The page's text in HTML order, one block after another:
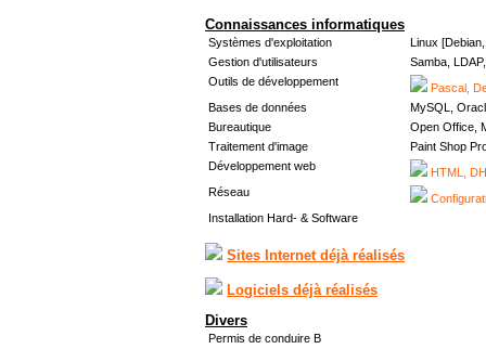
Connaissances informatiques
Systèmes d'exploitation
Linux
Gestion d'utilisateurs
Samba,
Outils de développement
Pascal,
Bases de données
MySQL,
Bureautique
Open Office,
Traitement d'image
Paint Shop
Développement web
HTML,
Réseau
Installation Hard- & Software
Sites Internet déjà réalisés
Logiciels déjà réalisés
Divers
Permis de conduire B